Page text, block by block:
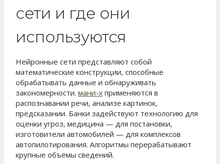
сети и где они
используются
Нейронные сети представляют собой
математические конструкции, способные
обрабатывать данные и обнаруживать
закономерности. мани-х применяются в
распознавании речи, анализе картинок,
предсказании. Банки задействуют технологию для
оценки угроз, медицина — для постановки,
изготовители автомобилей — для комплексов
автопилотирования. Алгоритмы перерабатывают
крупные объёмы сведений.